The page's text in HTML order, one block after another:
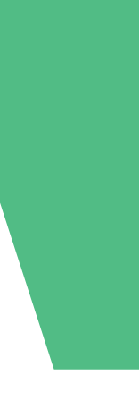
Verpflichtung